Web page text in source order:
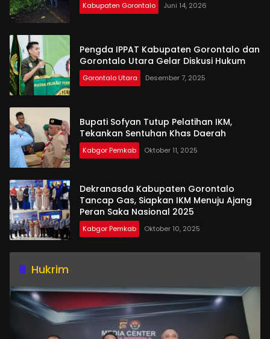
Kabupaten Gorontalo Juni 14, 2026
Pengda IPPAT Kabupaten Gorontalo dan
Gorontalo Utara Gelar Diskusi Hukum
Gorontalo Utara Desember 7, 2025
Bupati Sofyan Tutup Pelatihan IKM,
Tekankan Sentuhan Khas Daerah
Kabgor Pemkab Oktober 11, 2025
Dekranasda Kabupaten Gorontalo
Tancap Gas, Siapkan IKM Menuju Ajang
Peran Saka Nasional 2025
Kabgor Pemkab Oktober 10, 2025
Hukrim